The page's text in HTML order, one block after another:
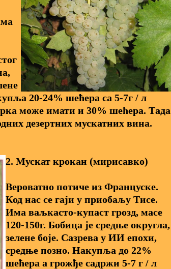
20-24% шећера са 5-7г / л
може имати и 30% шећера. Тада
дезертних мускатних вина.
2. Мускат крокан (мирисавко)
Вероватно потиче из Француске.
Код нас се гаји у приобаљу Тисе.
Има ваљкасто-купаст грозд, масе
120-150г. Бобица је средње округла,
зелене боје. Сазрева у ИИ епохи,
средње позно. Накупља до 22%
шећера а грожђе садржи 5-7 г / л